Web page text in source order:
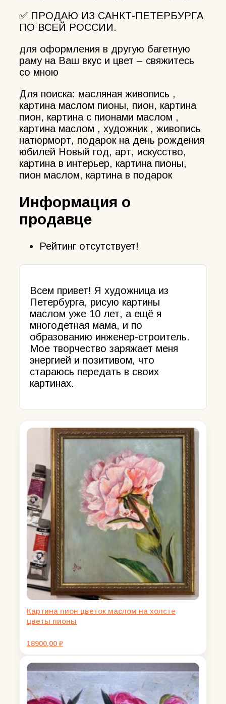
✅ ПРОДАЮ ИЗ САНКТ-ПЕТЕРБУРГА
ПО ВСЕЙ РОССИИ.
для оформления в другую багетную
раму на Ваш вкус и цвет – свяжитесь
со мною
Для поиска: масляная живопись ,
картина маслом пионы, пион, картина
пион, картина с пионами маслом ,
картина маслом , художник , живопись
натюрморт, подарок на день рождения
юбилей Новый год, арт, искусство,
картина в интерьер, картина пионы,
пион маслом, картина в подарок
Информация о
продавце
Рейтинг отсутствует!
Всем привет! Я художница из
Петербурга, рисую картины
маслом уже 10 лет, а ещё я
многодетная мама, и по
образованию инженер-строитель.
Мое творчество заряжает меня
энергией и позитивом, что
стараюсь передать в своих
картинах.
Картина пион цветок маслом на холсте
цветы пионы
18900,00 ₽